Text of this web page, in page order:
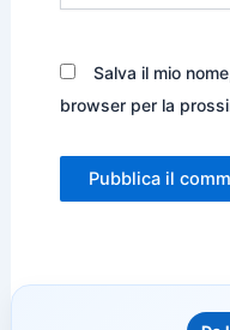
Salva il mio
browser per la